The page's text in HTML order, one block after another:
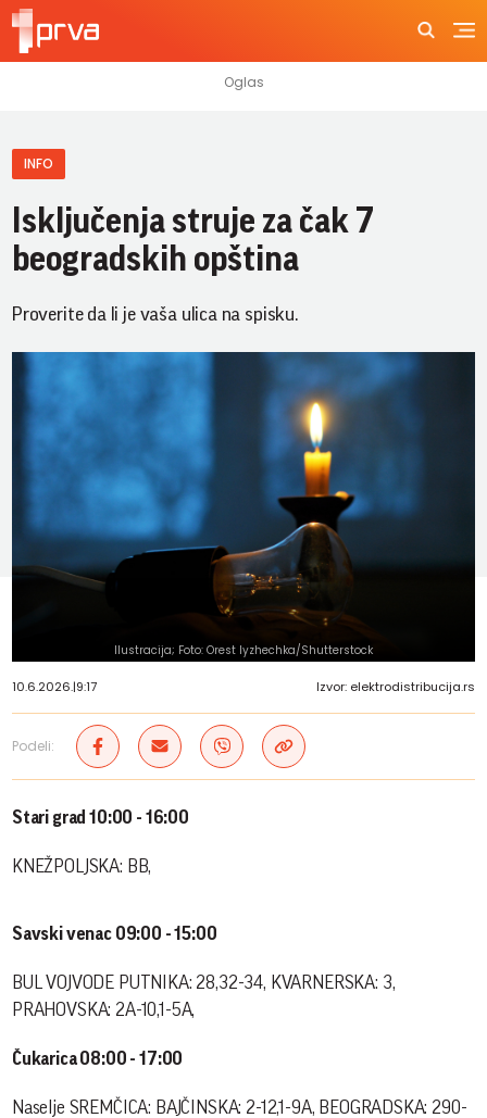
INFO
Isključenja struje za čak 7
beogradskih opština
Proverite da li je vaša ulica na spisku.
Ilustracija; Foto: Orest lyzhechka/Shutterstock
10.6.2026.|9:17 Izvor: elektrodistribucija.rs
Podeli:
Stari grad 10:00 - 16:00
KNEŽPOLJSKA: BB,
Savski venac 09:00 - 15:00
BUL VOJVODE PUTNIKA: 28,32-34, KVARNERSKA: 3,
PRAHOVSKA: 2A-10,1-5A,
Čukarica 08:00 - 17:00
Naselje SREMČICA: BAJČINSKA: 2-12,1-9A, BEOGRADSKA: 290-